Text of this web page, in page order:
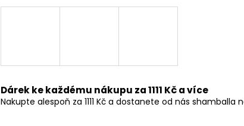
Dárek ke každému nákupu za 1111 Kč a více
Nakupte alespoň za 1111 Kč a dostanete od nás